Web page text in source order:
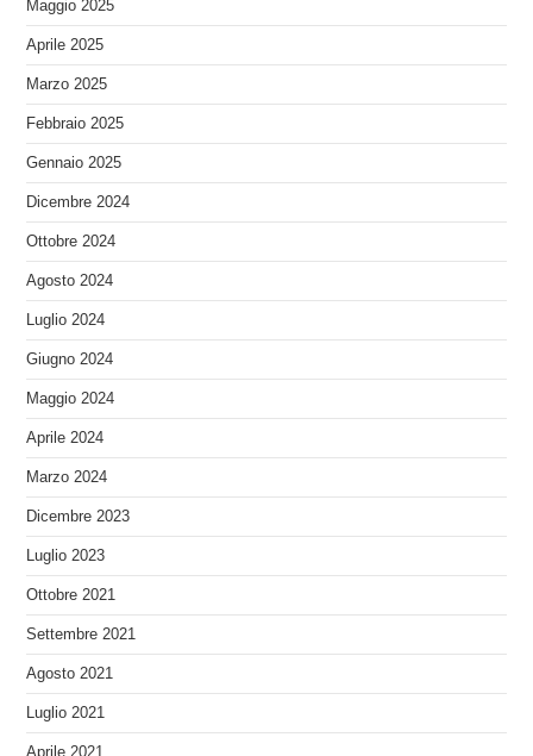
Maggio 2025
Aprile 2025
Marzo 2025
Febbraio 2025
Gennaio 2025
Dicembre 2024
Ottobre 2024
Agosto 2024
Luglio 2024
Giugno 2024
Maggio 2024
Aprile 2024
Marzo 2024
Dicembre 2023
Luglio 2023
Ottobre 2021
Settembre 2021
Agosto 2021
Luglio 2021
Aprile 2021